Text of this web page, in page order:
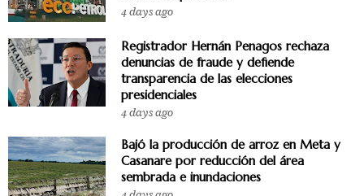
4 days ago
Registrador Hernán Penagos rechaza
denuncias de fraude y defiende
transparencia de las elecciones
presidenciales
4 days ago
Bajó la producción de arroz en Meta y
Casanare por reducción del área
sembrada e inundaciones